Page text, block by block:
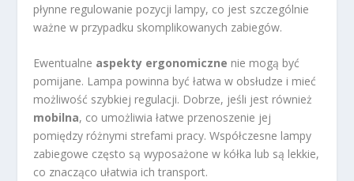
płynne regulowanie pozycji lampy, co jest szczególnie
ważne w przypadku skomplikowanych zabiegów.
Ewentualne aspekty ergonomiczne nie mogą być
pomijane. Lampa powinna być łatwa w obsłudze i mieć
możliwość szybkiej regulacji. Dobrze, jeśli jest również
mobilna, co umożliwia łatwe przenoszenie jej
pomiędzy różnymi strefami pracy. Współczesne lampy
zabiegowe często są wyposażone w kółka lub są lekkie,
co znacząco ułatwia ich transport.